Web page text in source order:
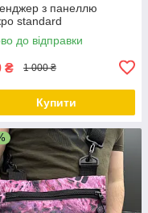
з панеллю
standard
до відправки
₴ 1 000 ₴
Купити